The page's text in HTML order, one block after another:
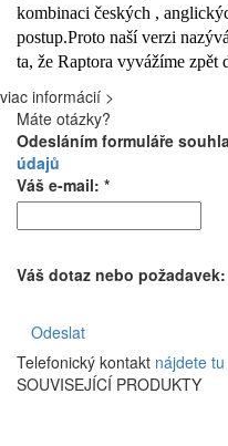
kombinaci českých ,
postup.Proto naší verzi
ta, že Raptora vyvážíme zpět
viac informácií >
Máte otázky?
Odesláním formuláře
údajů
Váš e-mail: *
Váš dotaz nebo požadavek:
Odeslat
Telefonický kontakt nájdete tu
SOUVISEJÍCÍ PRODUKTY